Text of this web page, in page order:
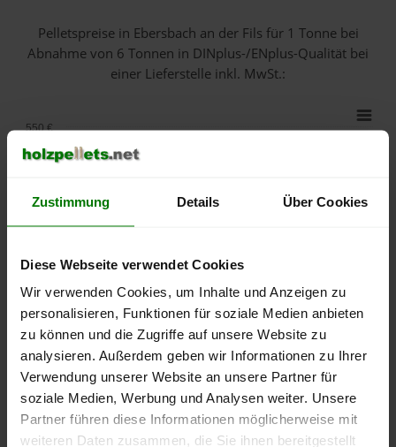
Zustimmung Details Über Cookies
Diese Webseite verwendet Cookies
Wir verwenden Cookies, um Inhalte und Anzeigen zu
personalisieren, Funktionen für soziale Medien anbieten
zu können und die Zugriffe auf unsere Website zu
analysieren. Außerdem geben wir Informationen zu Ihrer
Verwendung unserer Website an unsere Partner für
soziale Medien, Werbung und Analysen weiter. Unsere
Partner führen diese Informationen möglicherweise mit
weiteren Daten zusammen, die Sie ihnen bereitgestellt
Pelletspreise in Ebersbach an der Fils für 1 Tonne bei
Abnahmevon 6 Tonnen in DINplus-/ENplus-Qualität bei
einer Lieferstelle inkl. MwSt.:
lose Ware Sackware
September
2025
Januar
2026
Mai
2026
250 €
300 €
350 €
450 €
550 €